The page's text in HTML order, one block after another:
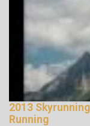
2013
Running